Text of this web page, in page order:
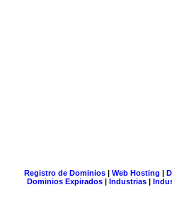
Registro de Dominios| Web Hosting |
Dominios Expirados | Industrias |